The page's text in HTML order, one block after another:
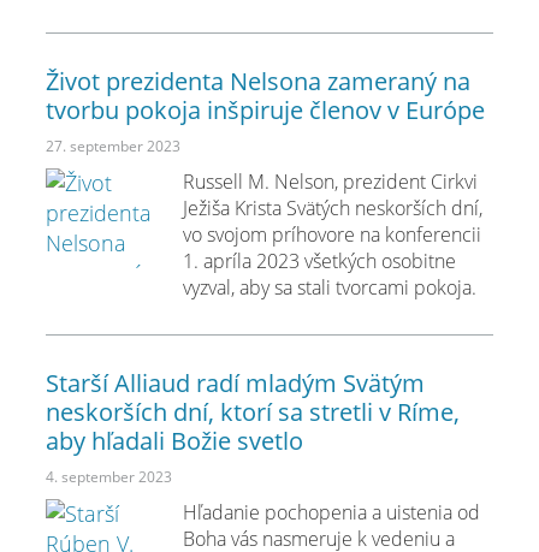
Život prezidenta Nelsona zameraný na
tvorbu pokoja inšpiruje členov v Európe
27. september 2023
Russell M. Nelson, prezident Cirkvi
Ježiša Krista Svätých neskorších dní,
vo svojom príhovore na konferencii
1. apríla 2023 všetkých osobitne
vyzval, aby sa stali tvorcami pokoja.
Starší Alliaud radí mladým Svätým
neskorších dní, ktorí sa stretli v Ríme,
aby hľadali Božie svetlo
4. september 2023
Hľadanie pochopenia a uistenia od
Boha vás nasmeruje k vedeniu a